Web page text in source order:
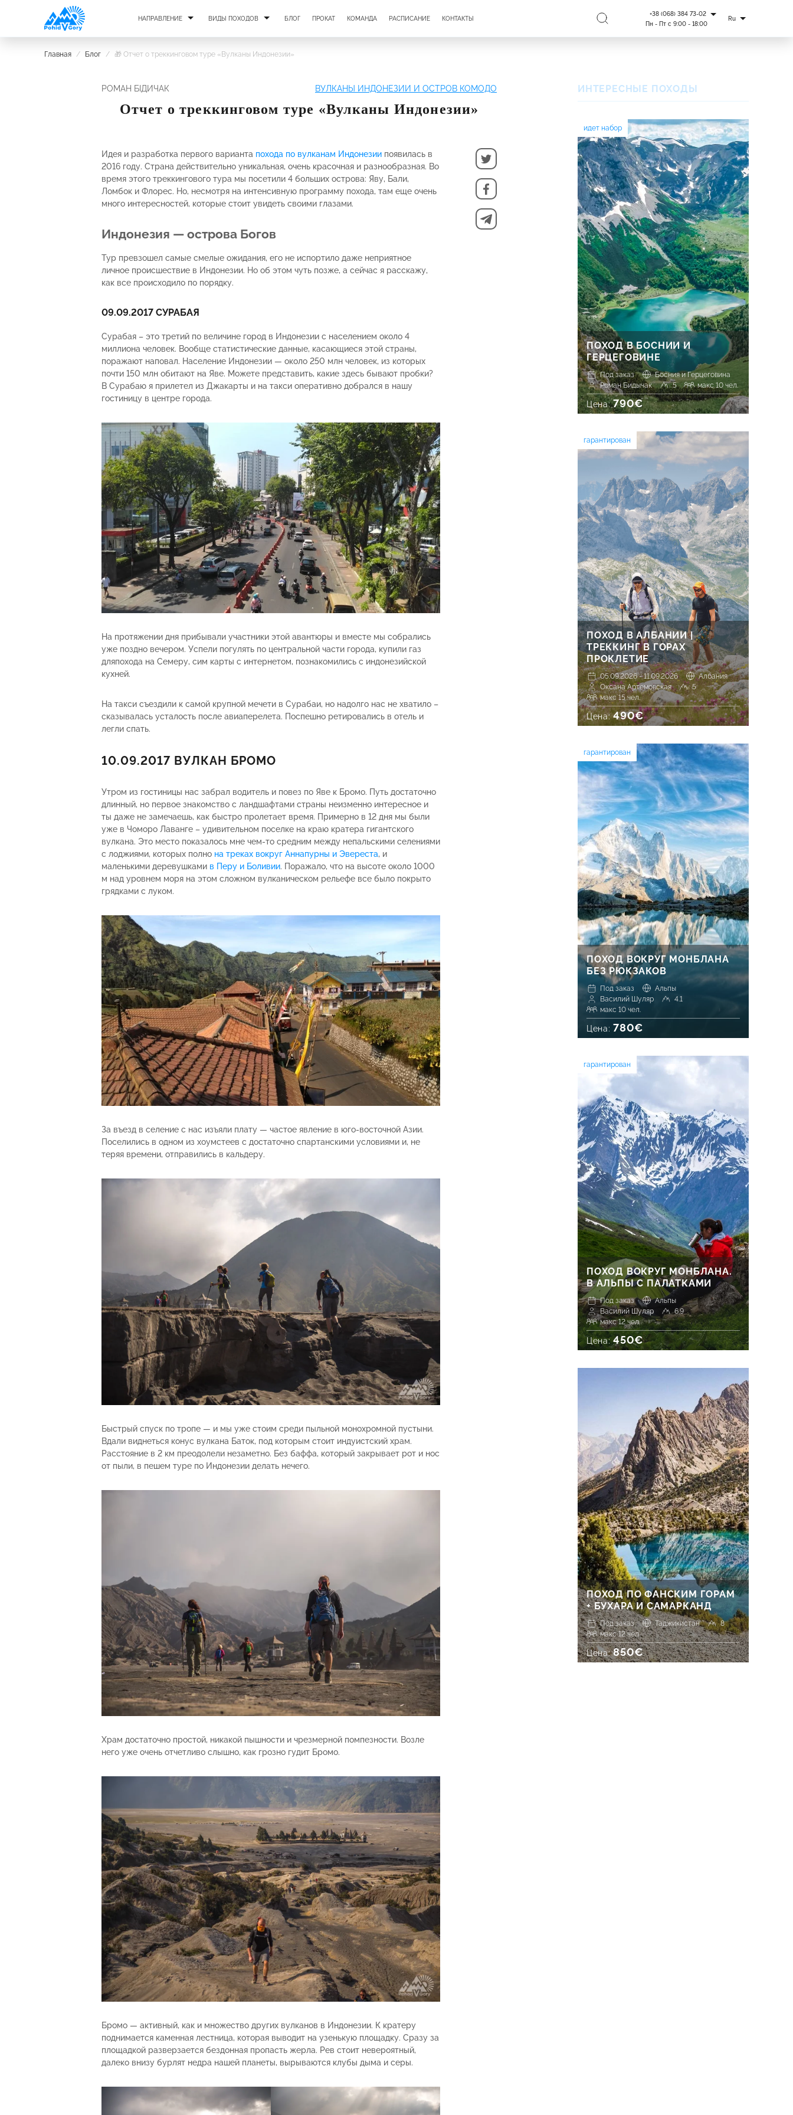
НАПРАВЛЕНИЕ ВИДЫ ПОХОДОВ БЛОГ ПРОКАТ КОМАНДА РАСПИСАНИЕ КОНТАКТЫ
+38 (068) 384 73-02
Пн - Пт с 9:00 - 18:00
Ru
Главная / Блог / 🎁 Отчет о треккинговом туре «Вулканы Индонезии»
РОМАН БІДИЧАК ВУЛКАНЫ ИНДОНЕЗИИ И ОСТРОВ КОМОДО
Отчет о треккинговом туре «Вулканы Индонезии»
Идея и разработка первого варианта похода по вулканам Индонезии появилась в
2016 году. Страна действительно уникальная, очень красочная и разнообразная. Во
время этого треккингового тура мы посетили 4 больших острова: Яву, Бали,
Ломбок и Флорес. Но, несмотря на интенсивную программу похода, там еще очень
много интересностей, которые стоит увидеть своими глазами.
Индонезия — острова Богов
Тур превзошел самые смелые ожидания, его не испортило даже неприятное
личное происшествие в Индонезии. Но об этом чуть позже, а сейчас я расскажу,
как все происходило по порядку.
09.09.2017 СУРАБАЯ
Сурабая – это третий по величине город в Индонезии с населением около 4
миллиона человек. Вообще статистические данные, касающиеся этой страны,
поражают наповал. Население Индонезии — около 250 млн человек, из которых
почти 150 млн обитают на Яве. Можете представить, какие здесь бывают пробки?
В Сурабаю я прилетел из Джакарты и на такси оперативно добрался в нашу
гостиницу в центре города.
На протяжении дня прибывали участники этой авантюры и вместе мы собрались
уже поздно вечером. Успели погулять по центральной части города, купили газ
дляпохода на Семеру, сим карты с интернетом, познакомились с индонезийской
кухней.
На такси съездили к самой крупной мечети в Сурабаи, но надолго нас не хватило –
сказывалась усталость после авиаперелета. Поспешно ретировались в отель и
легли спать.
10.09.2017 ВУЛКАН БРОМО
Утром из гостиницы нас забрал водитель и повез по Яве к Бромо. Путь достаточно
длинный, но первое знакомство с ландшафтами страны неизменно интересное и
ты даже не замечаешь, как быстро пролетает время. Примерно в 12 дня мы были
уже в Чоморо Лаванге – удивительном поселке на краю кратера гигантского
вулкана. Это место показалось мне чем-то средним между непальскими селениями
с лоджиями, которых полно на треках вокруг Аннапурны и Эвереста, и
маленькими деревушками в Перу и Боливии. Поражало, что на высоте около 1000
м над уровнем моря на этом сложном вулканическом рельефе все было покрыто
грядками с луком.
За въезд в селение с нас изъяли плату — частое явление в юго-восточной Азии.
Поселились в одном из хоумстеев с достаточно спартанскими условиями и, не
теряя времени, отправились в кальдеру.
Быстрый спуск по тропе — и мы уже стоим среди пыльной монохромной пустыни.
Вдали виднеться конус вулкана Баток, под которым стоит индуистский храм.
Расстояние в 2 км преодолели незаметно. Без баффа, который закрывает рот и нос
от пыли, в пешем туре по Индонезии делать нечего.
Храм достаточно простой, никакой пышности и чрезмерной помпезности. Возле
него уже очень отчетливо слышно, как грозно гудит Бромо.
Бромо — активный, как и множество других вулканов в Индонезии. К кратеру
поднимается каменная лестница, которая выводит на узенькую площадку. Сразу за
площадкой разверзается бездонная пропасть жерла. Рев стоит невероятный,
далеко внизу бурлят недра нашей планеты, вырываются клубы дыма и серы.
ИНТЕРЕСНЫЕ ПОХОДЫ
идет набор
ПОХОД В БОСНИИ И
ГЕРЦЕГОВИНЕ
Под заказ
Босния и Герцеговина
Роман Бидычак
5 макс 10 чел.
Цена:790€
гарантирован
ПОХОД В АЛБАНИИ |
ТРЕККИНГ В ГОРАХ
ПРОКЛЕТИЕ
05.09.2026 - 11.09.2026
Албания
Оксана Артемовская
5
макс 15 чел.
Цена:490€
гарантирован
ПОХОД ВОКРУГ МОНБЛАНА
БЕЗ РЮКЗАКОВ
Под заказ
Альпы
Василий Шуляр
4.1
макс 10 чел.
Цена: 780€
гарантирован
ПОХОД ВОКРУГ МОНБЛАНА.
В АЛЬПЫ С ПАЛАТКАМИ
Под заказ
Альпы
Василий Шуляр
6.9
макс 12 чел.
Цена:450€
ПОХОД ПО ФАНСКИМ ГОРАМ
+ БУХАРА И САМАРКАНД
Под заказ Таджикистан
8
макс 12 чел.
Цена:850€